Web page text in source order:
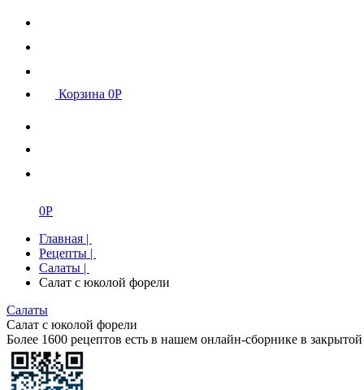
Корзина 0Р
0Р
Главная |
Рецепты |
Салаты |
Салат с юколой форели
Салаты
Салат с юколой форели
Более 1600 рецептов есть в нашем онлайн-сборнике в